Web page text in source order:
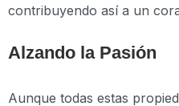
contribuyendo así a un
Alzando la Pasión
Aunque todas estas